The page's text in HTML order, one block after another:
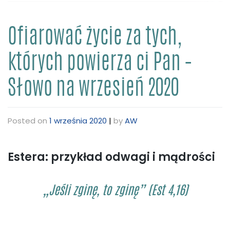
Ofiarować życie za tych,
których powierza ci Pan –
Słowo na wrzesień 2020
Posted on 1 września 2020 | byAW
Estera: przykład odwagi i mądrości
„Jeśli zginę, to zginę” (Est 4,16)